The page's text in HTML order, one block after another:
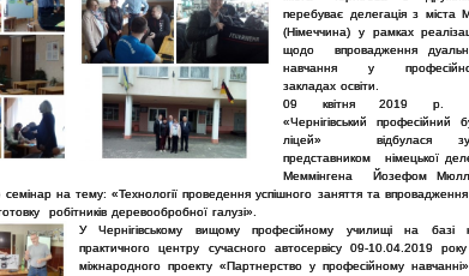
перебуває делегація з міста
(Німеччина) у рамках
щодо впровадження
навчання у професійно-
закладах освіти.
09 квітня 2019 р.
«Чернігівський професійний
ліцей» відбулася
представником німецької
Меммінгена Йозефом
на тему: «Технології проведення успішного заняття та
робітників деревообробної галузі».
У Чернігівському вищому професійному училищі на базі
практичного центру сучасного автосервісу 09-10.04.2019
міжнародного проекту «Партнерство у професійному